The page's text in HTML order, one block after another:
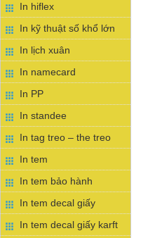
In hiflex
In kỹ thuật số khổ lớn
In lịch xuân
In namecard
In PP
In standee
In tag treo – the treo
In tem
In tem bảo hành
In tem decal giấy
In tem decal giấy karft